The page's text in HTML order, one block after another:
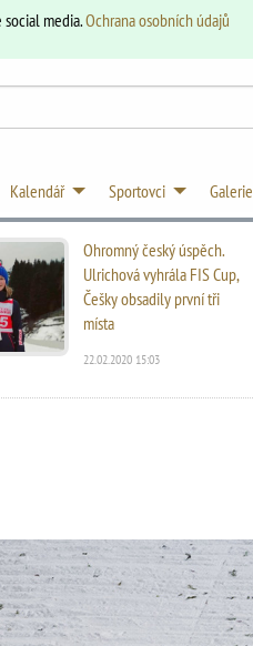
media.Ochrana osobních údajů
Kalendář Sportovci Galerie
Ohromný český úspěch.
Ulrichová vyhrála FIS Cup,
Češky obsadily první tři
místa
22.02.2020 15:03